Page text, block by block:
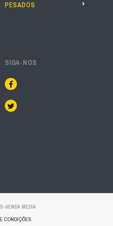
PESADOS
SIGA-NOS
VENDA MEDIA
CONDIÇÕES